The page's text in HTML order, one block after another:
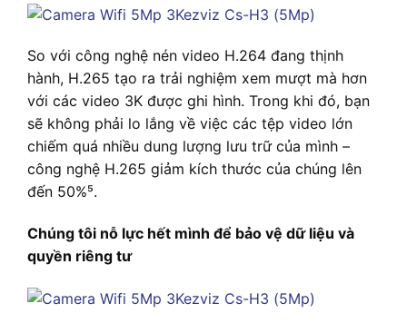
So với công nghệ nén video H.264 đang thịnh
hành, H.265 tạo ra trải nghiệm xem mượt mà hơn
với các video 3K được ghi hình. Trong khi đó, bạn
sẽ không phải lo lắng về việc các tệp video lớn
chiếm quá nhiều dung lượng lưu trữ của mình –
công nghệ H.265 giảm kích thước của chúng lên
đến 50%⁵.
Chúng tôi nỗ lực hết mình để bảo vệ dữ liệu và
quyền riêng tư